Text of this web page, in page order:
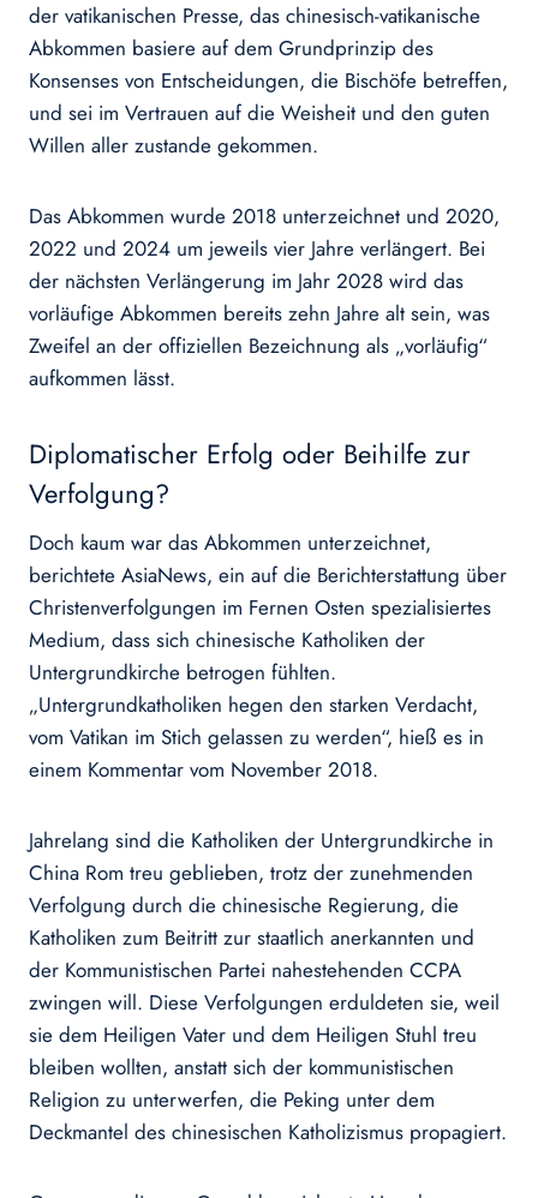
der vatikanischen Presse, das chinesisch-vatikanische
Abkommen basiere auf dem Grundprinzip des
Konsenses von Entscheidungen, die Bischöfe betreffen,
und sei im Vertrauen auf die Weisheit und den guten
Willen aller zustande gekommen.
Das Abkommen wurde 2018 unterzeichnet und 2020,
2022 und 2024 um jeweils vier Jahre verlängert. Bei
der nächsten Verlängerung im Jahr 2028 wird das
vorläufige Abkommen bereits zehn Jahre alt sein, was
Zweifel an der offiziellen Bezeichnung als „vorläufig“
aufkommen lässt.
Diplomatischer Erfolg oder Beihilfe zur
Verfolgung?
Doch kaum war das Abkommen unterzeichnet,
berichtete AsiaNews, ein auf die Berichterstattung über
Christenverfolgungen im Fernen Osten spezialisiertes
Medium, dass sich chinesische Katholiken der
Untergrundkirche betrogen fühlten.
„Untergrundkatholiken hegen den starken Verdacht,
vom Vatikan im Stich gelassen zu werden“, hieß es in
einem Kommentar vom November 2018.
Jahrelang sind die Katholiken der Untergrundkirche in
China Rom treu geblieben, trotz der zunehmenden
Verfolgung durch die chinesische Regierung, die
Katholiken zum Beitritt zur staatlich anerkannten und
der Kommunistischen Partei nahestehenden CCPA
zwingen will. Diese Verfolgungen erduldeten sie, weil
sie dem Heiligen Vater und dem Heiligen Stuhl treu
bleiben wollten, anstatt sich der kommunistischen
Religion zu unterwerfen, die Peking unter dem
Deckmantel des chinesischen Katholizismus propagiert.